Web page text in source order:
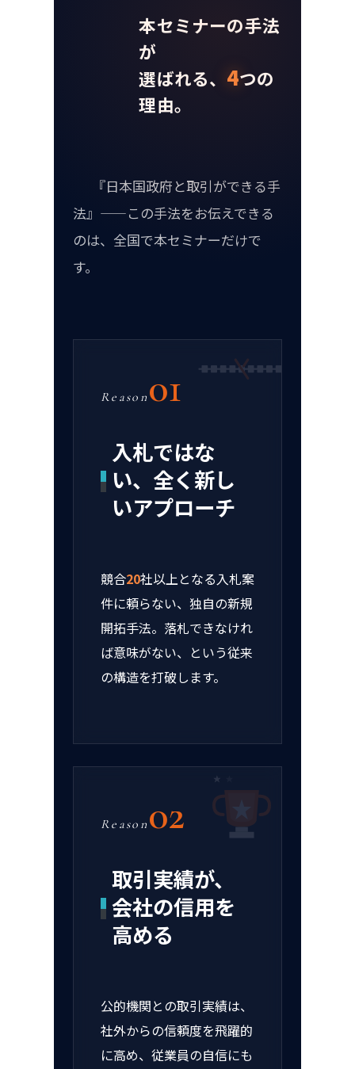
本セミナーの手法
が
選ばれる、 4つの
理由。
法』——この手法をお伝えできる
のは、全国で本セミナーだけで
す。
Reason 01
入札ではな
い、全く新し
いアプローチ
競合20社以上となる入札案
件に頼らない、独自の新規
開拓手法。落札できなけれ
ば意味がない、という従来
の構造を打破します。
Reason 02
取引実績が、
会社の信用を
高める
公的機関との取引実績は、
社外からの信頼度を飛躍的
に高め、従業員の自信にも